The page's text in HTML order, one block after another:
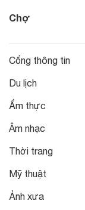
Chợ
Cổng thông tin
Du lịch
Ẩm thực
Âm nhạc
Thời trang
Mỹ thuật
Ảnh xưa